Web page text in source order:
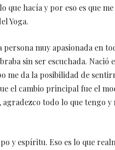
que hacía y por eso es que
Yoga.
muy apasionada en
sin ser escuchada. Nació
me da la posibilidad de
el cambio principal fue el
agradezco todo lo que tengo
y espíritu. Eso es lo que